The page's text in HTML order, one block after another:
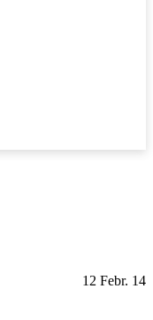
12 Febr. 14